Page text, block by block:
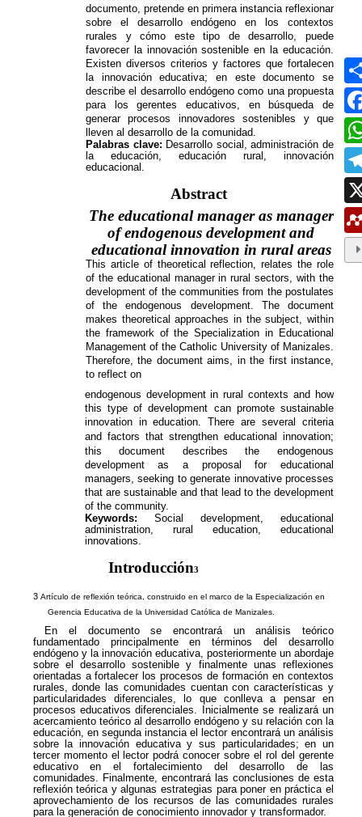
UMFM Radio
Revistas
Podcast
Directorio
ESTUDIAR EN LA UMANIZALES
Especializaciones
Maestrías
Doctorados
Educación continuada
Video Institucional
Universidad en el Campo
Consultorio Jurídico
NORMATIVAS
Autoridades
Transparencia y acceso a la información
pública
Reglamentos
Resoluciones
Acuerdos
Gestión Integral
Derechos pecuniarios y valores de
matrícula
Permanencia ESAL
Calendario Académico
Rutas de atención
Este portal usa cookies para mejorar su experiencia de
usuario. Al utilizar nuestro sitio web, usted acepta nuestra
Política de cookies.